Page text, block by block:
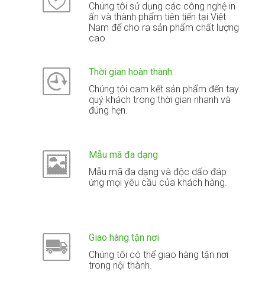
Chúng tôi sử dụng các công nghệ in
ấn và thành phẩm tiên tiến tại Việt
Nam để cho ra sản phẩm chất lượng
cao.
Thời gian hoàn thành
Chúng tôi cam kết sản phẩm đến tay
quý khách trong thời gian nhanh và
đúng hẹn.
Mẫu mã đa dạng
Mẫu mã đa dạng và độc dấo đáp
ứng mọi yêu cầu của khách hàng.
Giao hàng tận nơi
Chúng tôi có thể giao hàng tận nơi
trong nội thành.